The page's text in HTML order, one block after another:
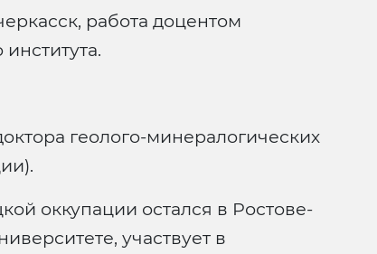
работа доцентом
геолого-минералогических
оккупации остался в Ростове-
участвует в